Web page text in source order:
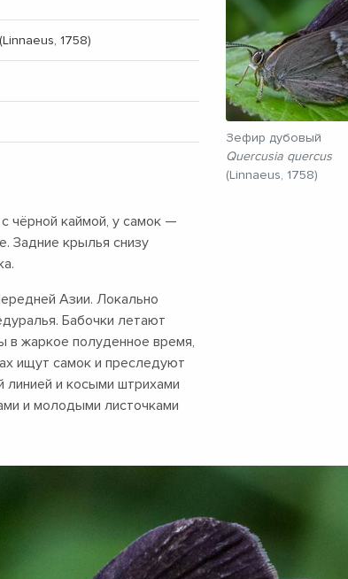
(Linnaeus, 1758)
чёрной каймой, у самок —
Задние крылья снизу
Азии. Локально
Бабочки летают
в жаркое полуденное время,
ищут самок и преследуют
линией и косыми штрихами
и молодыми листочками
Зефир дубовый
Quercusia quercus
(Linnaeus, 1758)